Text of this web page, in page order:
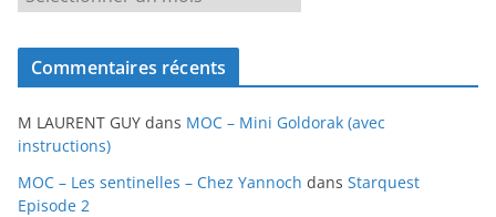
r
c
v
e
s
Commentaires récents
M LAURENT GUY dans MOC – Mini Goldorak (avec
instructions)
MOC – Les sentinelles – Chez Yannoch dans Starquest
Episode 2